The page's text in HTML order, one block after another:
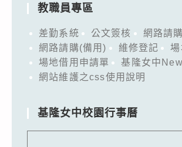
教職員專區
差勤系統 公文簽核
網路請購
網路請購(備用)
維修登記
場
場地借用申請單
基隆女中
網站維護之css使用說明
基隆女中校園行事曆